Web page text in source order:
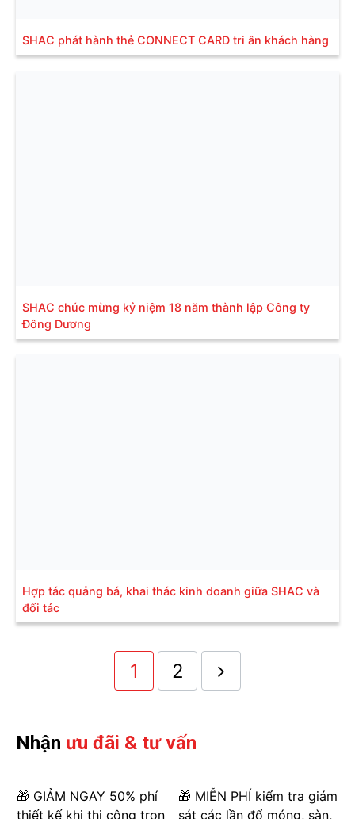
SHAC phát hành thẻ CONNECT CARD tri ân khách hàng
SHAC chúc mừng kỷ niệm 18 năm thành lập Công ty
Đông Dương
Hợp tác quảng bá, khai thác kinh doanh giữa SHAC và
đối tác
1 2
Nhận ưu đãi & tư vấn
🎁 GIẢM NGAY 50% phí
thiết kế khi thi công trọn
🎁 MIỄN PHÍ kiểm tra giám
sát các lần đổ móng, sàn,